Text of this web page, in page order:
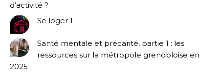
d’activité ?
Se loger 1
Santé mentale et précarité, partie 1 : les
ressources sur la métropole grenobloise en
2025